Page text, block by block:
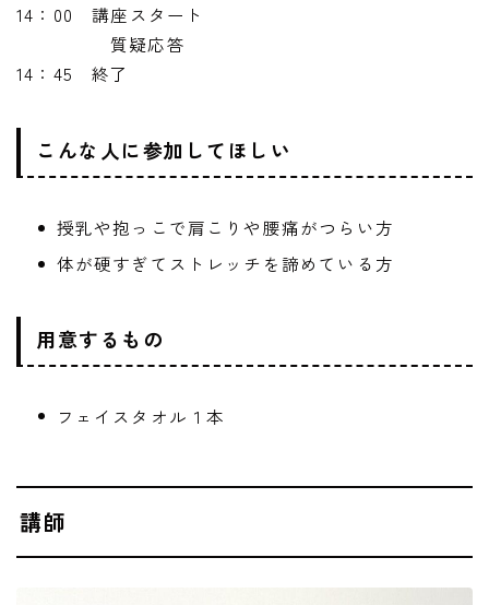
14：00 講座スタート
質疑応答
14：45 終了
こんな人に参加してほしい
授乳や抱っこで肩こりや腰痛がつらい方
体が硬すぎてストレッチを諦めている方
用意するもの
フェイスタオル１本
講師